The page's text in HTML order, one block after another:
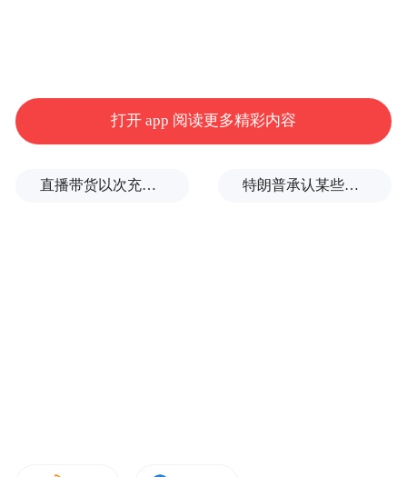
漫山花溪谷连天飞瀑
打开 app 阅读更多精彩内容
直播带货以次充好、拒不发货，算诈骗吗？ 特朗普承认某些弹药供应紧张